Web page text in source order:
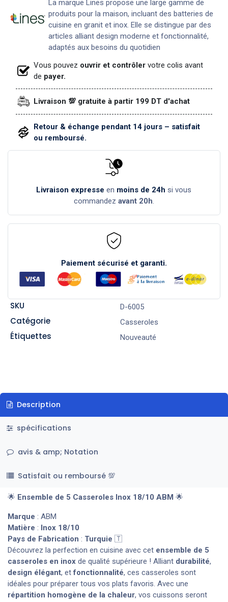
La marque Lines propose une large gamme de
produits pour la maison, incluant des batteries de
cuisine en granit et inox. Elle se distingue par des
articles alliant design moderne et fonctionnalité,
adaptés aux besoins du quotidien
Vous pouvez ouvrir et contrôler votre colis avant
de payer.
Livraison 💯 gratuite à partir 199 DT d'achat
Retour & échange pendant 14 jours – satisfait
ou remboursé.
Livraison expresse en moins de 24h si vous
commandez avant 20h.
Paiement sécurisé et garanti.
SKU D-6005
Catégorie Casseroles
Étiquettes Nouveauté
Description
spécifications
avis & amp; Notation
Satisfait ou remboursé 💯
🌟 Ensemble de 5 Casseroles Inox 18/10 ABM 🌟
Marque : ABM
Matière : Inox 18/10
Pays de Fabrication : Turquie 🇹
Découvrez la perfection en cuisine avec cet ensemble de 5
casseroles en inox de qualité supérieure ! Alliant durabilité,
design élégant, etfonctionnalité, ces casseroles sont
idéales pour préparer tous vos plats favoris. Avec une
répartition homogène de la chaleur, vos cuissons seront